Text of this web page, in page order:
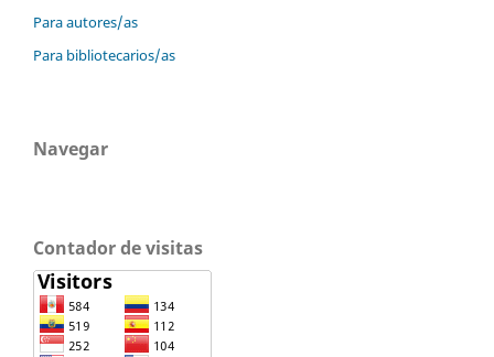
Para autores/as
Para bibliotecarios/as
Navegar
Contador de visitas